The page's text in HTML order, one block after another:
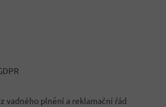
vadného plnění a reklamační řád